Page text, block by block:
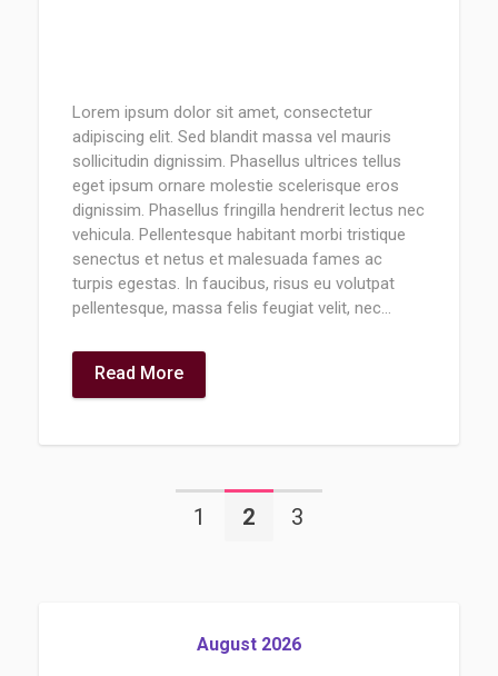
Lorem ipsum dolor sit amet, consectetur
adipiscing elit. Sed blandit massa vel mauris
sollicitudin dignissim. Phasellus ultrices tellus
eget ipsum ornare molestie scelerisque eros
dignissim. Phasellus fringilla hendrerit lectus nec
vehicula. Pellentesque habitant morbi tristique
senectus et netus et malesuada fames ac
turpis egestas. In faucibus, risus eu volutpat
pellentesque, massa felis feugiat velit, nec…
Read More
1 2 3
August 2026